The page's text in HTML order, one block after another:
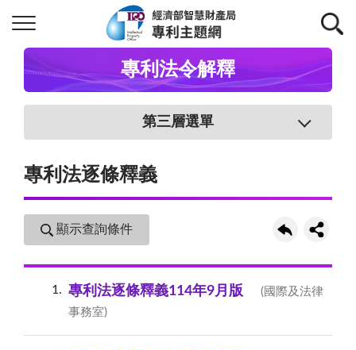
專利法令解釋
第三層選單
專利法逐條釋義
顯示查詢條件
1 專利法逐條釋義114年9月版
(國際及法律
事務室)